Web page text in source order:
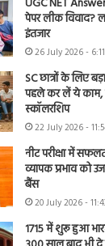
UGC NET
पेपर लीक विवाद?
इंतजार
26 July 2026 -
SC छात्रों के लिए
पहले कर लें ये काम,
स्कॉलरशिप
22 July 2026 -
नीट परीक्षा में
व्यापक प्रभाव को
बैंस
20 July 2026 -
1715 में शुरू हुआ